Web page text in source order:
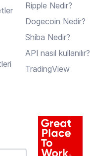
Ripple Nedir?
Dogecoin Nedir?
Shiba Nedir?
API nasıl kullanılır?
TradingView